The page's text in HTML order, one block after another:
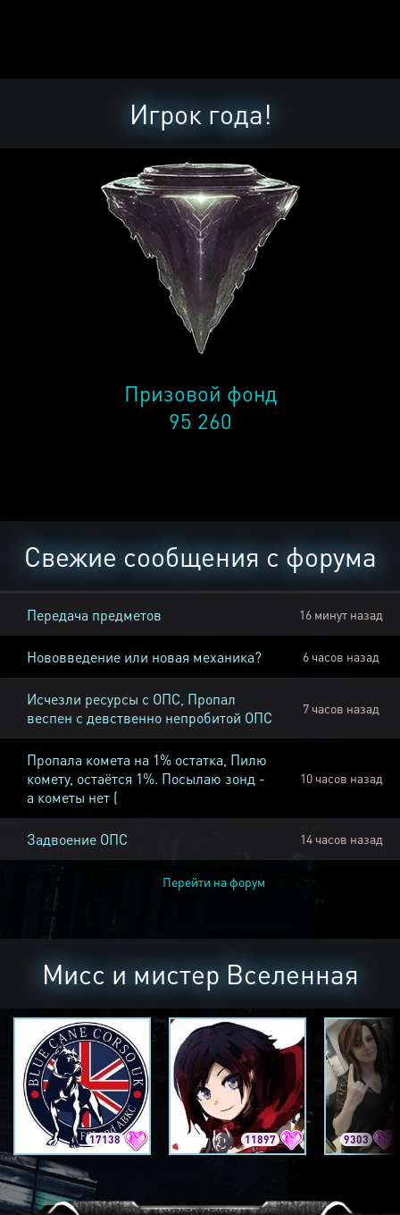
Игрок года!
Призовой фонд
95 260
Свежие сообщения с форума
Передача предметов 16 минут назад
Нововведение или новая механика? 6 часов назад
Исчезли ресурсы с ОПС, Пропал
веспен с девственно непробитой ОПС
7 часов назад
Пропала комета на 1% остатка, Пилю
комету, остаётся 1%. Посылаю зонд -
а кометы нет (
10 часов назад
Задвоение ОПС 14 часов назад
Перейти на форум
Мисс и мистер Вселенная
17138 11897 9303